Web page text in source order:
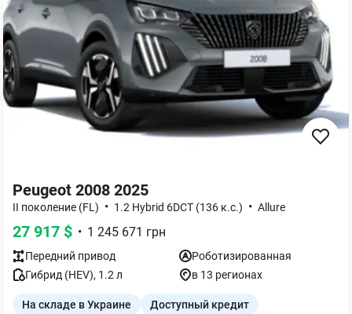
Peugeot 2008 2025
II поколение (FL) • 1.2 Hybrid 6DCT (136 к.с.) • Allure
27 917 $ • 1 245 671 грн
Передний привод
Роботизированная
Гибрид (HEV), 1.2 л в 13 регионах
На складе в Украине Доступный кредит